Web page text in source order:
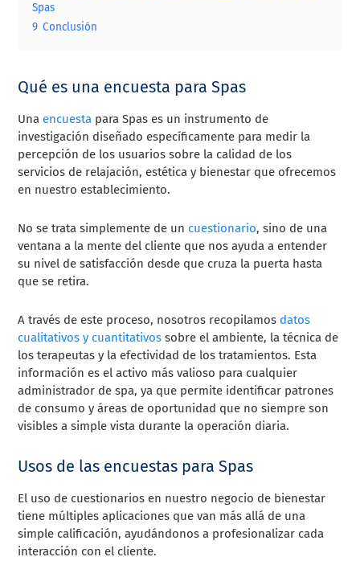
Spas
9 Conclusión
Qué es una encuesta para Spas
Una encuesta para Spas es un instrumento de
investigación diseñado específicamente para medir la
percepción de los usuarios sobre la calidad de los
servicios de relajación, estética y bienestar que ofrecemos
en nuestro establecimiento.
No se trata simplemente de un cuestionario, sino de una
ventana a la mente del cliente que nos ayuda a entender
su nivel de satisfacción desde que cruza la puerta hasta
que se retira.
A través de este proceso, nosotros recopilamos datos
cualitativos y cuantitativos sobre el ambiente, la técnica de
los terapeutas y la efectividad de los tratamientos. Esta
información es el activo más valioso para cualquier
administrador de spa, ya que permite identificar patrones
de consumo y áreas de oportunidad que no siempre son
visibles a simple vista durante la operación diaria.
Usos de las encuestas para Spas
El uso de cuestionarios en nuestro negocio de bienestar
tiene múltiples aplicaciones que van más allá de una
simple calificación, ayudándonos a profesionalizar cada
interacción con el cliente.